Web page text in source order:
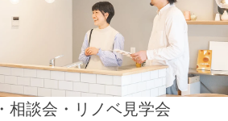
相談会・リノベ見学会